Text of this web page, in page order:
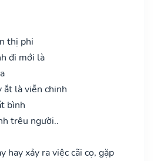
thị phi
đi mới là
ắt là viễn chinh
bình
trêu người..
hay xảy ra việc cãi cọ, gặp